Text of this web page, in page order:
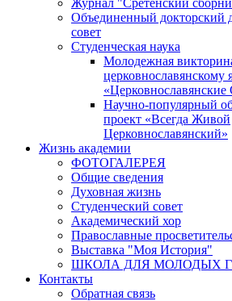
Объединенный докторский
совет
Студенческая наука
Молодежная
церковнославянскому
«Церковнославянские
Научно-популярный
проект «Всегда Живой
Церковнославянский»
Жизнь академии
ФОТОГАЛЕРЕЯ
Общие сведения
Духовная жизнь
Студенческий совет
Академический хор
Православные
Выставка "Моя История"
ШКОЛА ДЛЯ МОЛОДЫХ
Контакты
Обратная связь